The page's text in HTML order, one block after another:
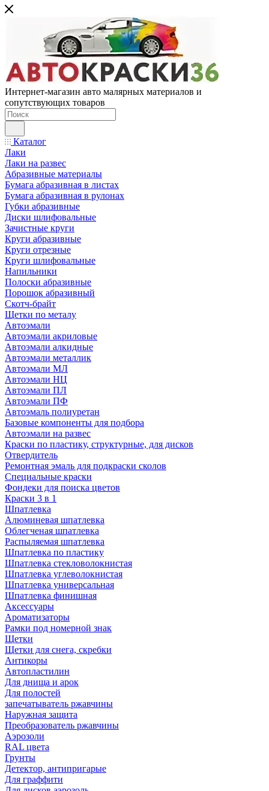
Интернет-магазин авто малярных материалов и
сопутствующих товаров
Каталог
Лаки
Лаки на развес
Абразивные материалы
Бумага абразивная в листах
Бумага абразивная в рулонах
Губки абразивные
Диски шлифовальные
Зачистные круги
Круги абразивные
Круги отрезные
Круги шлифовальные
Напильники
Полоски абразивные
Порошок абразивный
Скотч-брайт
Щетки по металу
Автоэмали
Автоэмали акриловые
Автоэмали алкидные
Автоэмали металлик
Автоэмали МЛ
Автоэмали НЦ
Автоэмали ПЛ
Автоэмали ПФ
Автоэмаль полиуретан
Базовые компоненты для подбора
Автоэмали на развес
Краски по пластику, структурные, для дисков
Отвердитель
Ремонтная эмаль для подкраски сколов
Специальные краски
Фондеки для поиска цветов
Краски 3 в 1
Шпатлевка
Алюминевая шпатлевка
Облегченая шпатлевка
Распыляемая шпатлевка
Шпатлевка по пластику
Шпатлевка стекловолокнистая
Шпатлевка углеволокнистая
Шпатлевка универсальная
Шпатлевка финишная
Аксессуары
Ароматизаторы
Рамки под номерной знак
Щетки
Щетки для снега, скребки
Антикоры
Автопластилин
Для днища и арок
Для полостей
запечатыватель ржавчины
Наружная защита
Преобразователь ржавчины
Аэрозоли
RAL цвета
Грунты
Детектор, антипригарые
Для граффити